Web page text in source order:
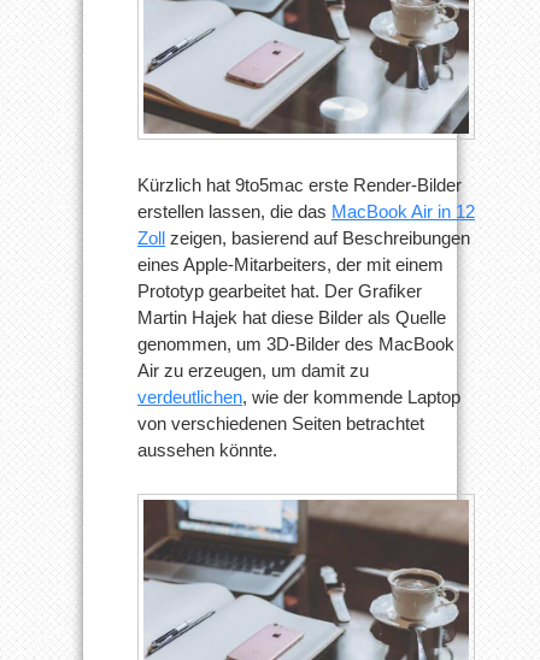
Kürzlich hat 9to5mac erste Render-Bilder
erstellen lassen, die das MacBook Air in 12
Zoll zeigen, basierend auf Beschreibungen
eines Apple-Mitarbeiters, der mit einem
Prototyp gearbeitet hat. Der Grafiker
Martin Hajek hat diese Bilder als Quelle
genommen, um 3D-Bilder des MacBook
Air zu erzeugen, um damit zu
verdeutlichen, wie der kommende Laptop
von verschiedenen Seiten betrachtet
aussehen könnte.